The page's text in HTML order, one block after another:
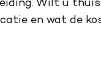
Wilt u
en wat de